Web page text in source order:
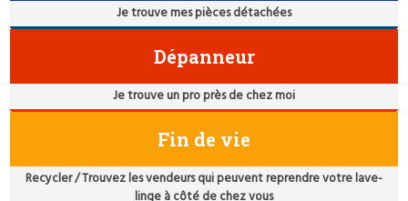
Je trouve mes pièces détachées
Dépanneur
Je trouve un pro près de chez moi
Fin de vie
Recycler / Trouvez les vendeurs qui peuvent reprendre votre lave-
linge à côté de chez vous